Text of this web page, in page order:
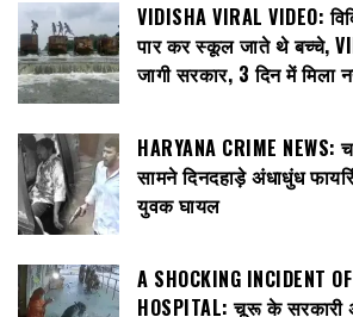
VIDISHA VIRAL VIDEO:
पार कर स्कूल जाते थे बच्चे,
जागी सरकार, 3 दिन में मिला
HARYANA CRIME NEWS:
सामने दिनदहाड़े अंधाधुंध
युवक घायल
A SHOCKING INCIDENT
HOSPITAL: चूरू के सरकारी